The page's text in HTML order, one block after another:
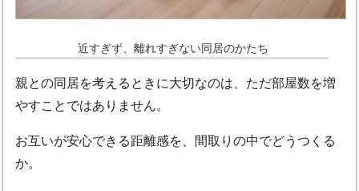
近すぎず、離れすぎない同居のかたち
親との同居を考えるときに大切なのは、ただ部屋数を増
やすことではありません。
お互いが安心できる距離感を、間取りの中でどうつくる
か。